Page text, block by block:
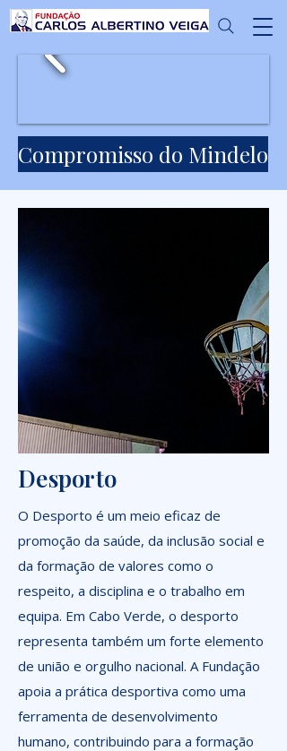
Compromisso do Mindelo
Desporto
O Desporto é um meio eficaz de
promoção da saúde, da inclusão social e
da formação de valores como o
respeito, a disciplina e o trabalho em
equipa. Em Cabo Verde, o desporto
representa também um forte elemento
de união e orgulho nacional. A Fundação
apoia a prática desportiva como uma
ferramenta de desenvolvimento
humano, contribuindo para a formação